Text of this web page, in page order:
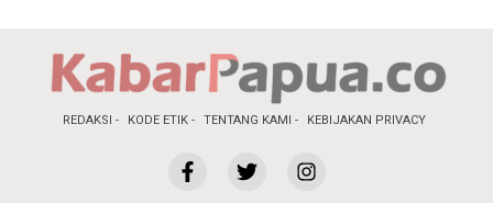
REDAKSI KODE ETIK TENTANG KAMI KEBIJAKAN PRIVACY